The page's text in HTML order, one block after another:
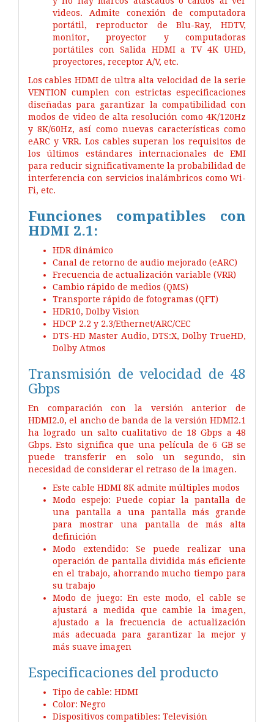
videos. Admite conexión de computadora
portátil, reproductor de Blu-Ray, HDTV,
monitor, proyector y computadoras
portátiles con Salida HDMI a TV 4K UHD,
proyectores, receptor A/V, etc.
Los cables HDMI de ultra alta velocidad de la serie
VENTION cumplen con estrictas especificaciones
diseñadas para garantizar la compatibilidad con
modos de video de alta resolución como 4K/120Hz
y 8K/60Hz, así como nuevas características como
eARC y VRR. Los cables superan los requisitos de
los últimos estándares internacionales de EMI
para reducir significativamente la probabilidad de
interferencia con servicios inalámbricos como Wi-
Fi, etc.
Funciones compatibles con
HDMI 2.1:
HDR dinámico
Canal de retorno de audio mejorado (eARC)
Frecuencia de actualización variable (VRR)
Cambio rápido de medios (QMS)
Transporte rápido de fotogramas (QFT)
HDR10, Dolby Vision
HDCP 2.2 y 2.3/Ethernet/ARC/CEC
DTS-HD Master Audio, DTS:X, Dolby TrueHD,
Dolby Atmos
Transmisión de velocidad de 48
Gbps
En comparación con la versión anterior de
HDMI2.0, el ancho de banda de la versión HDMI2.1
ha logrado un salto cualitativo de 18 Gbps a 48
Gbps. Esto significa que una película de 6 GB se
puede transferir en solo un segundo, sin
necesidad de considerar el retraso de la imagen.
Este cable HDMI 8K admite múltiples modos
Modo espejo: Puede copiar la pantalla de
una pantalla a una pantalla más grande
para mostrar una pantalla de más alta
definición
Modo extendido: Se puede realizar una
operación de pantalla dividida más eficiente
en el trabajo, ahorrando mucho tiempo para
su trabajo
Modo de juego: En este modo, el cable se
ajustará a medida que cambie la imagen,
ajustado a la frecuencia de actualización
más adecuada para garantizar la mejor y
más suave imagen
Especificaciones del producto
Tipo de cable: HDMI
Color: Negro
Dispositivos compatibles: Televisión